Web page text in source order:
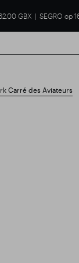
GBX SEGRO op
Carré des Aviateurs